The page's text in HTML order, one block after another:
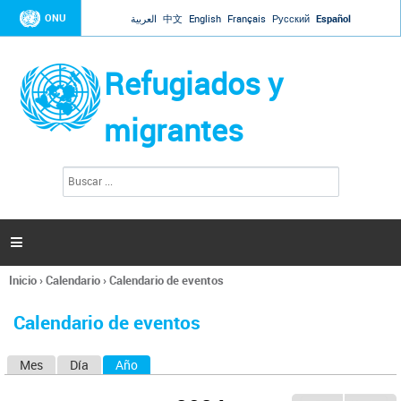
Jump to navigation
ONU العربية 中文 English Français Русский Español
Refugiados y
migrantes
l
s

Se
usted
Inicio›Calendario›Calendario de eventos
Calendario de eventos
Mes Día Año